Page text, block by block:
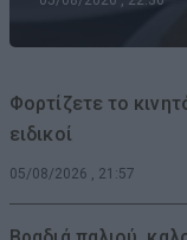
Φορτίζετε το
ειδικοί
05/08/2026 , 21:57